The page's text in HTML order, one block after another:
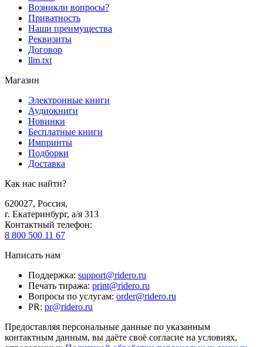
Возникли вопросы?
Приватность
Наши преимущества
Реквизиты
Договор
llm.txt
Магазин
Электронные книги
Аудиокниги
Новинки
Бесплатные книги
Импринты
Подборки
Доставка
Как нас найти?
620027, Россия,
г. Екатеринбург, а/я 313
Контактный телефон:
8 800 500 11 67
Написать нам
Поддержка: support@ridero.ru
Печать тиража: print@ridero.ru
Вопросы по услугам: order@ridero.ru
PR: pr@ridero.ru
Предоставляя персональные данные по указанным
контактным данным, вы даёте своё согласие на условиях,